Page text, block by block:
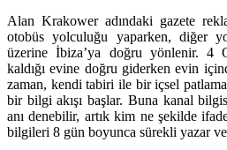
Alan Krakower adındaki gazete
otobüs yolculuğu yaparken, diğer
üzerine İbiza’ya doğru yönlenir. 4
kaldığı evine doğru giderken evin
zaman, kendi tabiri ile bir içsel
bir bilgi akışı başlar. Buna kanal
anı denebilir, artık kim ne şekilde
bilgileri 8 gün boyunca sürekli yazar